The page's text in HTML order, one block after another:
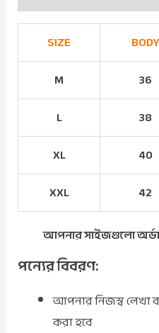
SIZE BODY
M
36
L
38
XL
40
XXL
42
আপনার সাইজগুলো
পন্যের বিবরণ:
আপনার নিজস্ব লেখা
করা হবে